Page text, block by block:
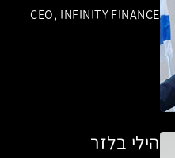
CEO, INFINITY FINANCE
הילי בלזר